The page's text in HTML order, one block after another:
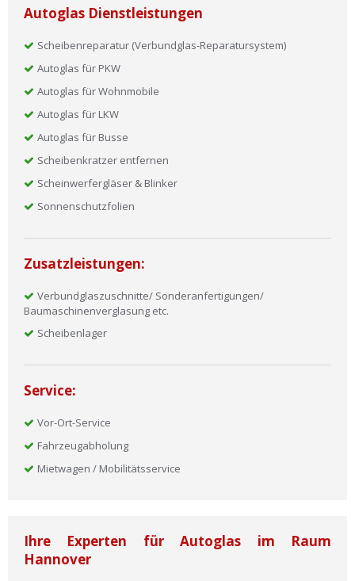
Autoglas Dienstleistungen
Scheibenreparatur (Verbundglas-Reparatursystem)
Autoglas für PKW
Autoglas für Wohnmobile
Autoglas für LKW
Autoglas für Busse
Scheibenkratzer entfernen
Scheinwerfergläser & Blinker
Sonnenschutzfolien
Zusatzleistungen:
Verbundglaszuschnitte/ Sonderanfertigungen/
Baumaschinenverglasung etc.
Scheibenlager
Service:
Vor-Ort-Service
Fahrzeugabholung
Mietwagen / Mobilitätsservice
Ihre Experten für Autoglas im Raum
Hannover